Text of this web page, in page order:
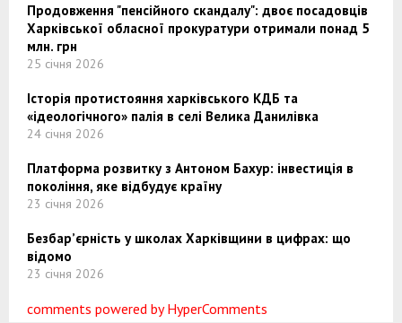
Продовження "пенсійного скандалу": двоє посадовців
Харківської обласної прокуратури отримали понад 5
млн. грн
25 січня 2026
Історія протистояння харківського КДБ та
«ідеологічного» палія в селі Велика Данилівка
24 січня 2026
Платформа розвитку з Антоном Бахур: інвестиція в
покоління, яке відбудує країну
23 січня 2026
Безбар’єрність у школах Харківщини в цифрах: що
відомо
23 січня 2026
comments powered by HyperComments